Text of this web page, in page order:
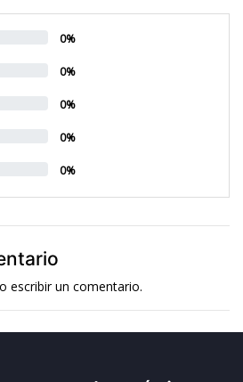
0%
0%
0%
0%
0%
escribir un comentario.